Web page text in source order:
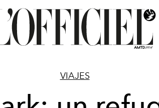
VIAJES